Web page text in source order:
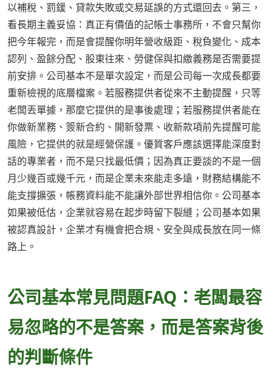
以補稅、罰鍰、貸款失敗或交易延誤的方式還回去。第三，
看長期主義妥協：真正有價值的記帳士事務所，不會只幫你
把今年報完，而是會提醒你明年營收級距、稅負變化、成本
認列、盈餘分配、股東往來、勞健保與扣繳義務是否需要提
前安排。公司基本不是單次設定，而是公司每一次成長都要
重新檢視的底層檔案。若服務提供者從來不主動提醒，只等
老闆丟單據，那麼它提供的是事後處理；若服務提供者能在
你做新業務、簽新合約、開新發票、收新款項前先提醒可能
風險，它提供的就是經營保護。優質客戶應該選擇能深度對
話的專業者，而不是只找最低價；因為真正要談的不是一個
月少幾百或幾千元，而是企業未來能走多遠，財務結構能不
能支撐擴張，帳務資料能不能讓外部世界相信你。公司基本
如果被低估，企業就容易在起步時留下裂縫；公司基本如果
被認真設計，企業才有機會把合規、安全與成長放在同一條
路上。
公司基本常見問題FAQ：老闆最容
易忽略的不是答案，而是答案背後
的判斷條件